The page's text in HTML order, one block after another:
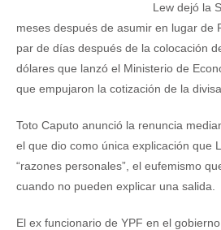
Lew dejó la
meses después de asumir en lugar de
par de días después de la colocación
dólares que lanzó el Ministerio de
que empujaron la cotización de la divisa.
Toto Caputo anunció la renuncia
el que dio como única explicación que
“razones personales”, el eufemismo
cuando no pueden explicar una salida.
El ex funcionario de YPF en el